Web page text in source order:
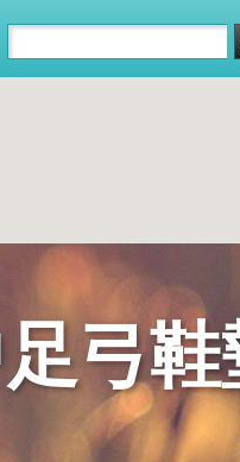
弓